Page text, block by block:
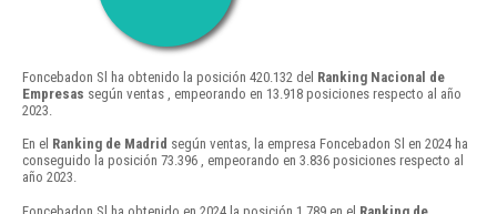
Foncebadon Sl ha obtenido la posición 420.132 del Ranking Nacional de
Empresas según ventas , empeorando en 13.918 posiciones respecto al año
2023.
En el Ranking de Madrid según ventas, la empresa Foncebadon Sl en 2024 ha
conseguido la posición 73.396 , empeorando en 3.836 posiciones respecto al
año 2023.